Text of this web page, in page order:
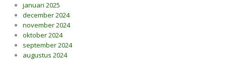
januari 2025
december 2024
november 2024
oktober 2024
september 2024
augustus 2024